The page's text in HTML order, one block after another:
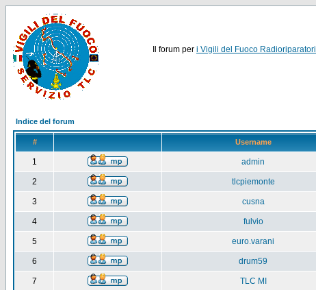
Il forum per i Vigili del Fuoco Radioriparatori
Indice del forum
# Username
1 admin
2 tlcpiemonte
3 cusna
4 fulvio
5 euro.varani
6 drum59
7 TLC MI